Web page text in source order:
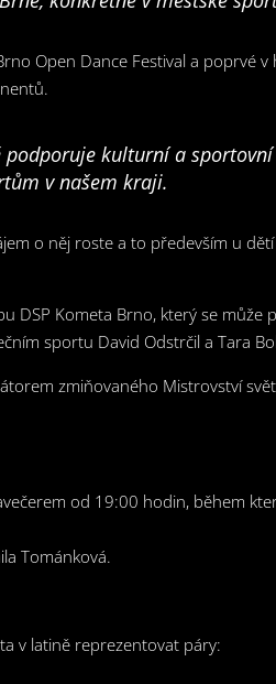
Open Dance Festival a poprvé
podporuje kulturní a
v našem kraji.
o něj roste a to především u
DSP Kometa Brno, který se
sportu David Odstrčil a Tara
zmiňovaného Mistrovství
od 19:00 hodin, během
Tománková.
v latině reprezentovat páry: